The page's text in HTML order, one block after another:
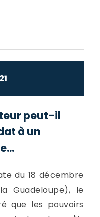
peut-il
à un
du 18 décembre
Guadeloupe), le
que les pouvoirs